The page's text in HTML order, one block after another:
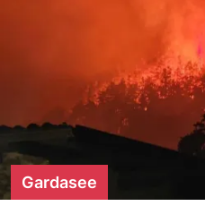
Gardasee